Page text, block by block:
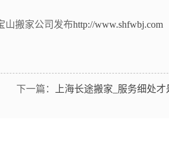
山搬家公司发布http://www.shfwbj.com
下一篇： 上海长途搬家_服务细处